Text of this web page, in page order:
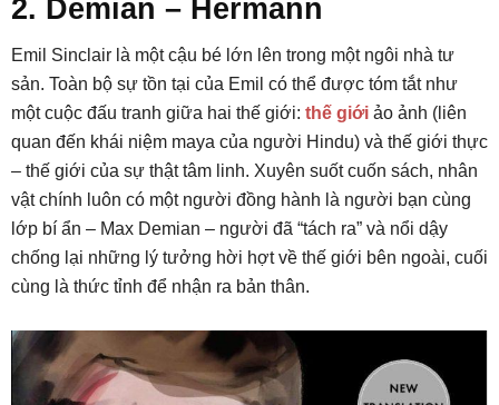
2. Demian – Hermann
Emil Sinclair là một cậu bé lớn lên trong một ngôi nhà tư
sản. Toàn bộ sự tồn tại của Emil có thể được tóm tắt như
một cuộc đấu tranh giữa hai thế giới: thế giới ảo ảnh (liên
quan đến khái niệm maya của người Hindu) và thế giới thực
– thế giới của sự thật tâm linh. Xuyên suốt cuốn sách, nhân
vật chính luôn có một người đồng hành là người bạn cùng
lớp bí ẩn – Max Demian – người đã “tách ra” và nổi dậy
chống lại những lý tưởng hời hợt về thế giới bên ngoài, cuối
cùng là thức tỉnh để nhận ra bản thân.